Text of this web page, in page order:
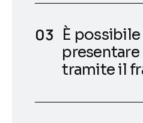
È possibile
tramite il